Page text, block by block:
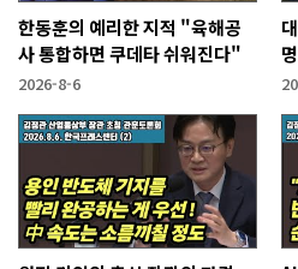
한동훈의 예리한 지적 "육해공
사 통합하면 쿠데타 쉬워진다"
2026-8-6